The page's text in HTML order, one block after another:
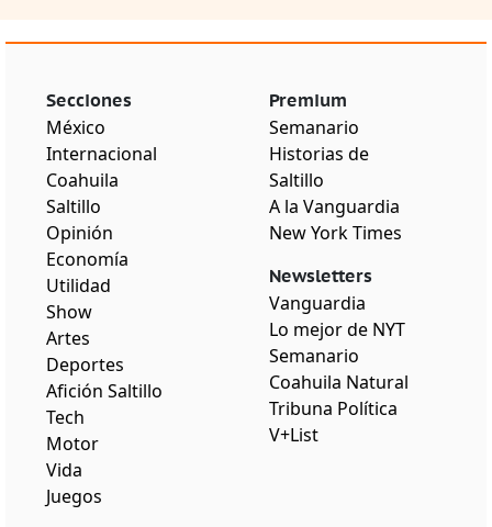
Secciones
México
Internacional
Coahuila
Saltillo
Opinión
Economía
Utilidad
Show
Artes
Deportes
Afición Saltillo
Tech
Motor
Vida
Juegos
Premium
Semanario
Historias de
Saltillo
A la Vanguardia
New York Times
Newsletters
Vanguardia
Lo mejor de NYT
Semanario
Coahuila Natural
Tribuna Política
V+List